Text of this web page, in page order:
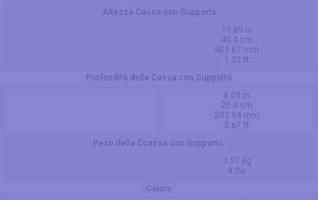
Altezza Cassa con Supporto
15.89 in
40.4 cm
403.67 mm
1.32 ft
Profondità della Cassa con Supporto
8.03 in
20.4 cm
203.94 mm
0.67 ft
Peso della Ccassa con Supporto
3.57 kg
8 lbs
Colore